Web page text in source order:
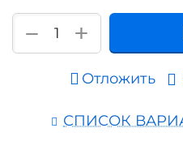
+
−
Отложить
СПИСОК